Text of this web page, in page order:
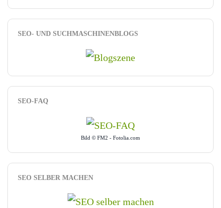
SEO- UND SUCHMASCHINENBLOGS
SEO-FAQ
Bild © FM2 - Fotolia.com
SEO SELBER MACHEN